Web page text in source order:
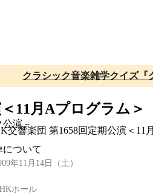
公演－
ついて
クラシック音楽雑学クイズ『
11月Aプログラム＞
響楽団 第1658回定期公演＜
年11月14日（土）
ホール